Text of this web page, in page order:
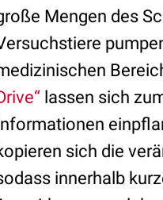
Mengen des
lassen sich
sich die
innerhalb